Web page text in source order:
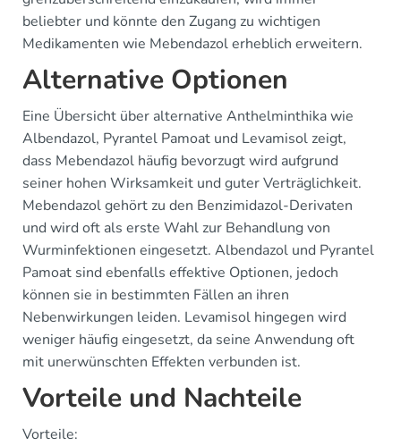
beliebter und könnte den Zugang zu wichtigen
Medikamenten wie Mebendazol erheblich erweitern.
Alternative Optionen
Eine Übersicht über alternative Anthelminthika wie
Albendazol, Pyrantel Pamoat und Levamisol zeigt,
dass Mebendazol häufig bevorzugt wird aufgrund
seiner hohen Wirksamkeit und guter Verträglichkeit.
Mebendazol gehört zu den Benzimidazol-Derivaten
und wird oft als erste Wahl zur Behandlung von
Wurminfektionen eingesetzt. Albendazol und Pyrantel
Pamoat sind ebenfalls effektive Optionen, jedoch
können sie in bestimmten Fällen an ihren
Nebenwirkungen leiden. Levamisol hingegen wird
weniger häufig eingesetzt, da seine Anwendung oft
mit unerwünschten Effekten verbunden ist.
Vorteile und Nachteile
Vorteile: